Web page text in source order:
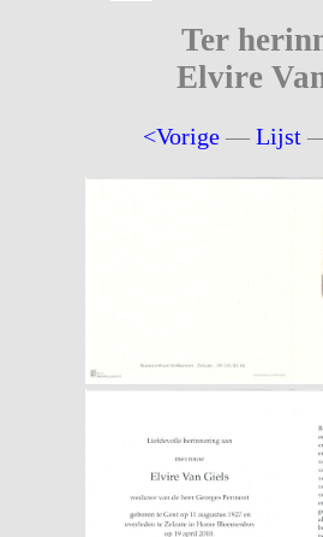
Ter
Elvire
<Vorige —Lijst